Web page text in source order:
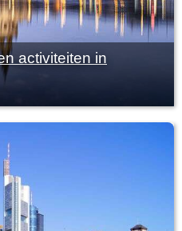
activiteiten in